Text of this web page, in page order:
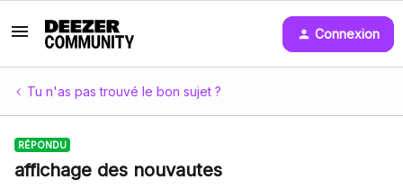
Connexion
Tu n'as pas trouvé le bon sujet ?
RÉPONDU
affichage des nouvautes